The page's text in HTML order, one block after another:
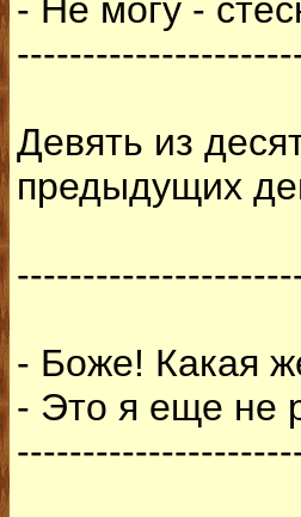
- Не могу -
Девять из
предыдущих
- Боже! Какая
- Это я еще не